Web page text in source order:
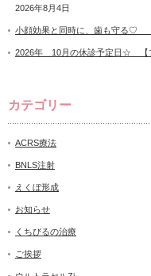
2026年8月4日
小顔効果と同時に、歯も守る♡
2026年 10月の休診予定日☆ 【
カテゴリー
ACRS療法
BNLS注射
えくぼ形成
お知らせ
くちびるの治療
ご挨拶